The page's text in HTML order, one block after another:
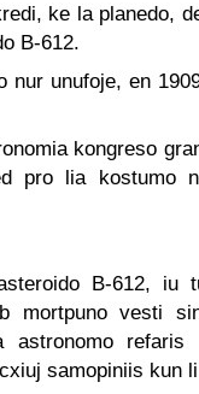
ke la planedo,
B-612.
nur unufoje, en
kongreso
pro lia kostumo
B-612, iu
mortpuno vesti
astronomo refaris
samopiniis kun